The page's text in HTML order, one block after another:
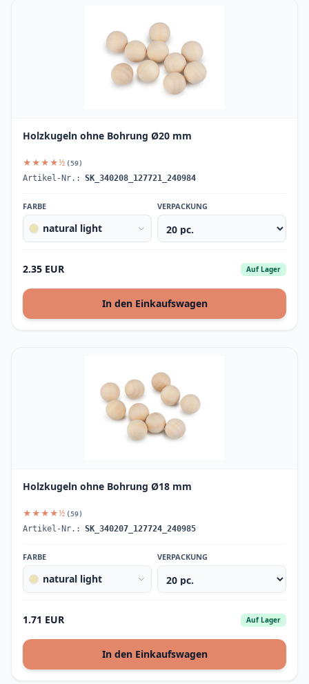
Holzkugeln ohne Bohrung Ø20 mm
★★★★½ (59)
Artikel-Nr.: SK_340208_127721_240984
FARBE
natural light
VERPACKUNG
2.35 EUR Auf Lager
In den Einkaufswagen
Holzkugeln ohne Bohrung Ø18 mm
★★★★½ (59)
Artikel-Nr.: SK_340207_127724_240985
FARBE
natural light
VERPACKUNG
1.71 EUR Auf Lager
In den Einkaufswagen